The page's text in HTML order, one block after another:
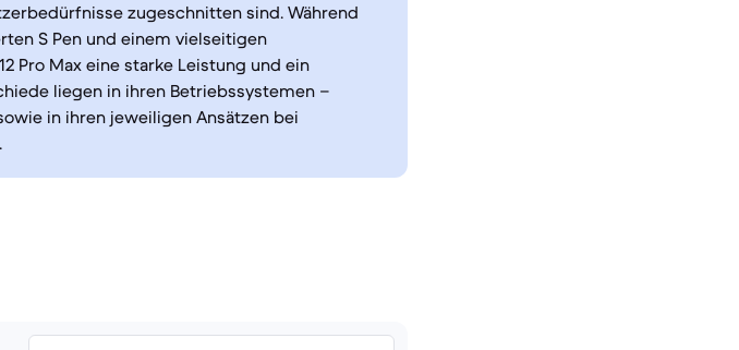
zugeschnitten sind. Während
S Pen und einem vielseitigen
Pro Max eine starke Leistung und ein
liegen in ihren Betriebssystemen –
in ihren jeweiligen Ansätzen bei